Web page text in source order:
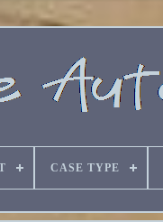
CASE TYPE